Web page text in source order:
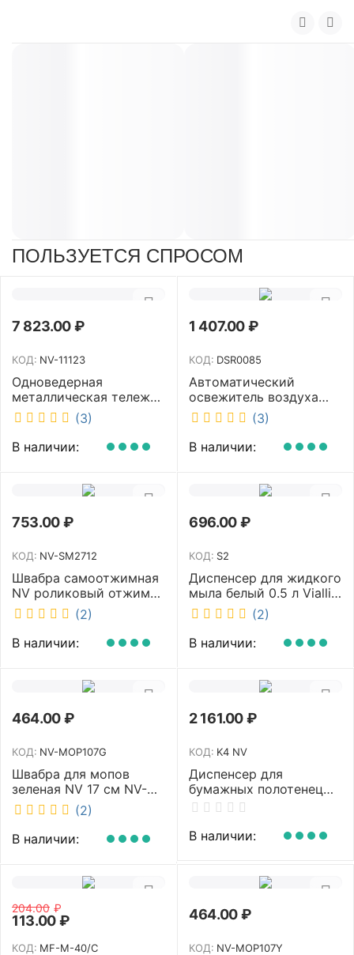
ПОЛЬЗУЕТСЯ СПРОСОМ
7 823.00₽
КОД: NV-11123
Одноведерная
металлическая тележка
с отжимом и корзинкой
под химию NV 23 л NV-
11123
(3)
В наличии:
1 407.00₽
КОД: DSR0085
Автоматический
освежитель воздуха
DISCOVER белый
DSR0085
(3)
В наличии:
753.00₽
КОД: NV-SM2712
Швабра самоотжимная
NV роликовый отжим
насадка PVA 27 см
телескопическая
рукоятка 70-125 см NV-
SM2712
(2)
В наличии:
696.00₽
КОД: S2
Диспенсер для жидкого
мыла белый 0.5 л Vialli
S2
(2)
В наличии:
464.00₽
КОД: NV-MOP107G
Швабра для мопов
зеленая NV 17 см NV-
MOP107G (2)
В наличии:
2 161.00₽
КОД: K4 NV
Диспенсер для
бумажных полотенец
NV белый K4 NV
В наличии:
204.00 ₽
113.00₽
КОД: MF-M-40/C
464.00₽
КОД: NV-MOP107Y